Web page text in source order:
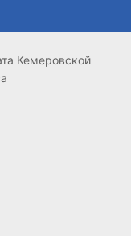
Кемеровской